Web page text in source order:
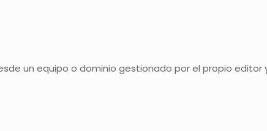
un equipo o dominio gestionado por el propio